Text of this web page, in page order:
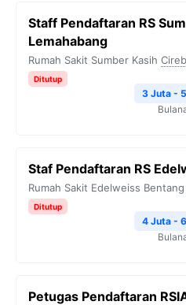
Staff Pendaftaran RS
Lemahabang
Rumah Sakit Sumber Kasih
Ditutup
3 Juta -
⁠Staf Pendaftaran RS
Rumah Sakit Edelweiss Bentang
Ditutup
4 Juta -
Petugas Pendaftaran